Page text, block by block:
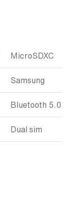
MicroSDXC
Samsung
Bluetooth 5.0
Dual sim